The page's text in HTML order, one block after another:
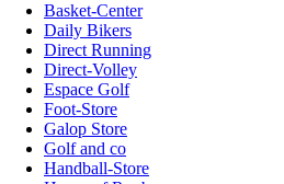
Basket-Center
Daily Bikers
Direct Running
Direct-Volley
Espace Golf
Foot-Store
Galop Store
Golf and co
Handball-Store